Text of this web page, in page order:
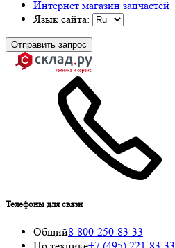
Интернет магазин запчастей
Язык сайта:
Отправить запрос
Телефоны для связи
Общий8-800-250-83-33